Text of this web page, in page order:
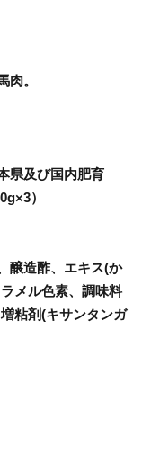
肉。
県及び国内肥育
）
醸造酢、エキス(か
メル色素、調味料
粘剤(キサンタンガ